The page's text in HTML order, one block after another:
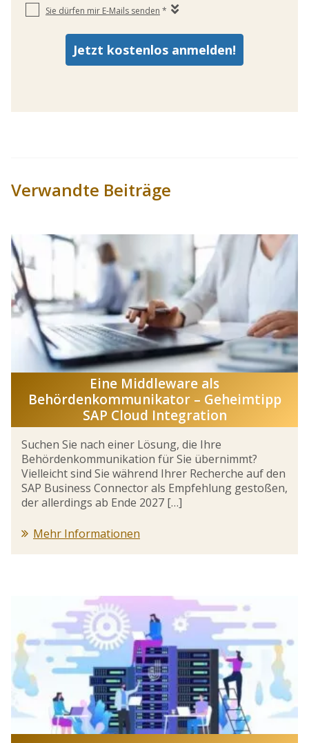
Verwandte Beiträge
Eine Middleware als
Behördenkommunikator – Geheimtipp
SAP Cloud Integration
Suchen Sie nach einer Lösung, die Ihre
Behördenkommunikation für Sie übernimmt?
Vielleicht sind Sie während Ihrer Recherche auf den
SAP Business Connector als Empfehlung gestoßen,
der allerdings ab Ende 2027 […]
Mehr Informationen